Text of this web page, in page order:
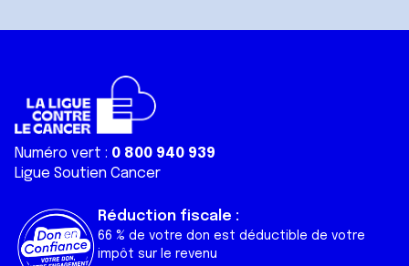
Numéro vert : 0 800 940 939
Ligue Soutien Cancer
Réduction fiscale :
66 % de votre don est déductible de votre
impôt sur le revenu